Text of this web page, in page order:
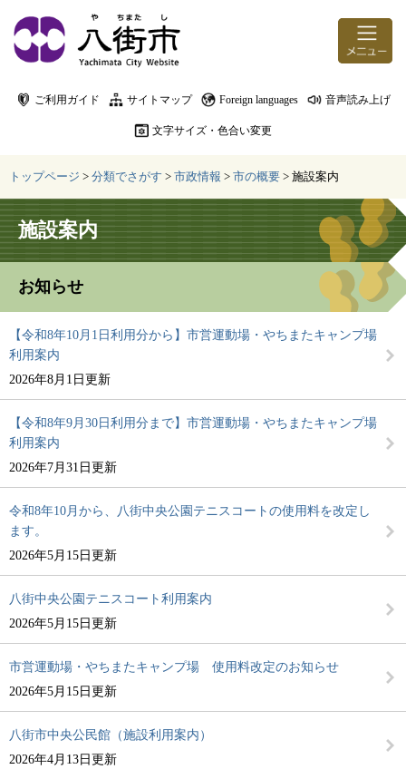
ご利用ガイド サイトマップ Foreign languages 音声読み上げ
文字サイズ・色合い変更
トップページ > 分類でさがす > 市政情報 > 市の概要 > 施設案内
本文
施設案内
お知らせ
【令和8年10月1日利用分から】市営運動場・やちまたキャンプ場
利用案内
2026年8月1日更新
【令和8年9月30日利用分まで】市営運動場・やちまたキャンプ場
利用案内
2026年7月31日更新
令和8年10月から、八街中央公園テニスコートの使用料を改定し
ます。
2026年5月15日更新
八街中央公園テニスコート利用案内
2026年5月15日更新
市営運動場・やちまたキャンプ場 使用料改定のお知らせ
2026年5月15日更新
八街市中央公民館（施設利用案内）
2026年4月13日更新